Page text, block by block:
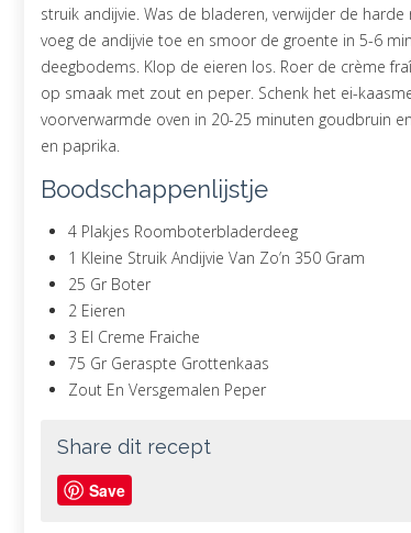
struik andijvie. Was de bladeren, verwijder de
voeg de andijvie toe en smoor de groente in 5-6
deegbodems. Klop de eieren los. Roer de crème
op smaak met zout en peper. Schenk het ei-
voorverwarmde oven in 20-25 minuten goudbruin
en paprika.
Boodschappenlijstje
4 Plakjes Roomboterbladerdeeg
1 Kleine Struik Andijvie Van Zo’n 350 Gram
25 Gr Boter
2 Eieren
3 El Creme Fraiche
75 Gr Geraspte Grottenkaas
Zout En Versgemalen Peper
Share dit recept
Save